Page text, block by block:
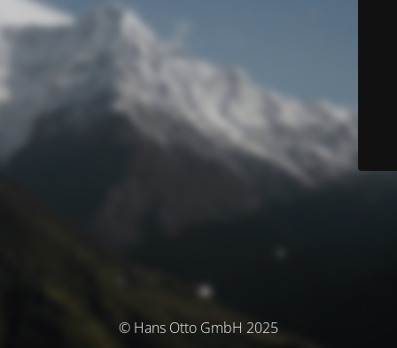
© Hans Otto GmbH 2025